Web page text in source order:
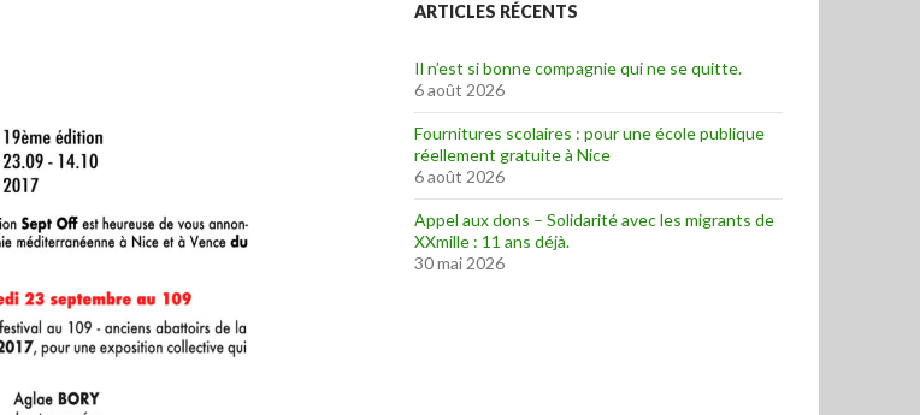
ARTICLES RÉCENTS
Il n’est si bonne compagnie qui ne se quitte.
6 août 2026
Fournitures scolaires : pour une école publique
réellement gratuite à Nice
6 août 2026
Appel aux dons – Solidarité avec les migrants de
XXmille : 11 ans déjà.
30 mai 2026